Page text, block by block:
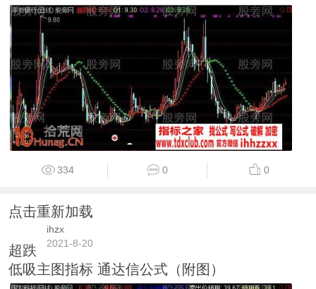
334 0 0
点击重新加载
ihzx
2021-8-20
超跌
低吸主图指标 通达信公式（附图）